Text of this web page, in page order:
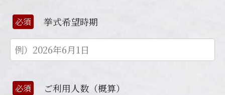
必須 挙式希望時期
必須 ご利用人数（概算）